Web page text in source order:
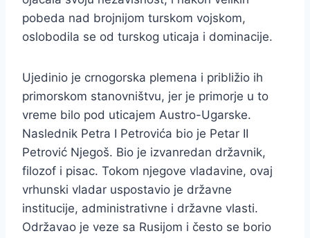
pobeda nad brojnijom turskom vojskom,
oslobodila se od turskog uticaja i dominacije.
Ujedinio je crnogorska plemena i približio ih
primorskom stanovništvu, jer je primorje u to
vreme bilo pod uticajem Austro-Ugarske.
Naslednik Petra I Petrovića bio je Petar II
Petrović Njegoš. Bio je izvanredan državnik,
filozof i pisac. Tokom njegove vladavine, ovaj
vrhunski vladar uspostavio je državne
institucije, administrativne i državne vlasti.
Održavao je veze sa Rusijom i često se borio